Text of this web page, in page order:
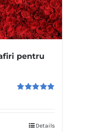
pentru
Details